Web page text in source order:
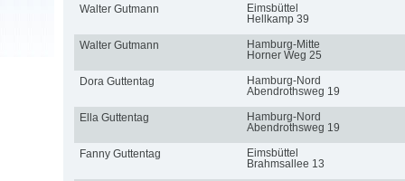
Walter Gutmann
Eimsbüttel
Hellkamp 39
Walter Gutmann
Hamburg-Mitte
Horner Weg 25
Dora Guttentag
Hamburg-Nord
Abendrothsweg 19
Ella Guttentag
Hamburg-Nord
Abendrothsweg 19
Fanny Guttentag
Eimsbüttel
Brahmsallee 13